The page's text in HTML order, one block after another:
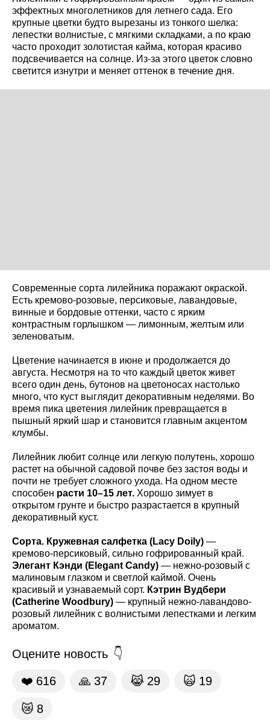
эффектных многолетников для летнего сада. Его
крупные цветки будто вырезаны из тонкого шелка:
лепестки волнистые, с мягкими складками, а по краю
часто проходит золотистая кайма, которая красиво
подсвечивается на солнце. Из-за этого цветок словно
светится изнутри и меняет оттенок в течение дня.
Современные сорта лилейника поражают окраской.
Есть кремово-розовые, персиковые, лавандовые,
винные и бордовые оттенки, часто с ярким
контрастным горлышком — лимонным, желтым или
зеленоватым.
Цветение начинается в июне и продолжается до
августа. Несмотря на то что каждый цветок живет
всего один день, бутонов на цветоносах настолько
много, что куст выглядит декоративным неделями. Во
время пика цветения лилейник превращается в
пышный яркий шар и становится главным акцентом
клумбы.
Лилейник любит солнце или легкую полутень, хорошо
растет на обычной садовой почве без застоя воды и
почти не требует сложного ухода. На одном месте
способен расти 10–15 лет. Хорошо зимует в
открытом грунте и быстро разрастается в крупный
декоративный куст.
Сорта. Кружевная салфетка (Lacy Doily) —
кремово-персиковый, сильно гофрированный край.
Элегант Кэнди (Elegant Candy) — нежно-розовый с
малиновым глазком и светлой каймой. Очень
красивый и узнаваемый сорт. Кэтрин Вудбери
(Catherine Woodbury) — крупный нежно-лавандово-
розовый лилейник с волнистыми лепестками и легким
ароматом.
Оцените новость
❤️ 616 🙏 37 😹 29 🙀 19
😿 8